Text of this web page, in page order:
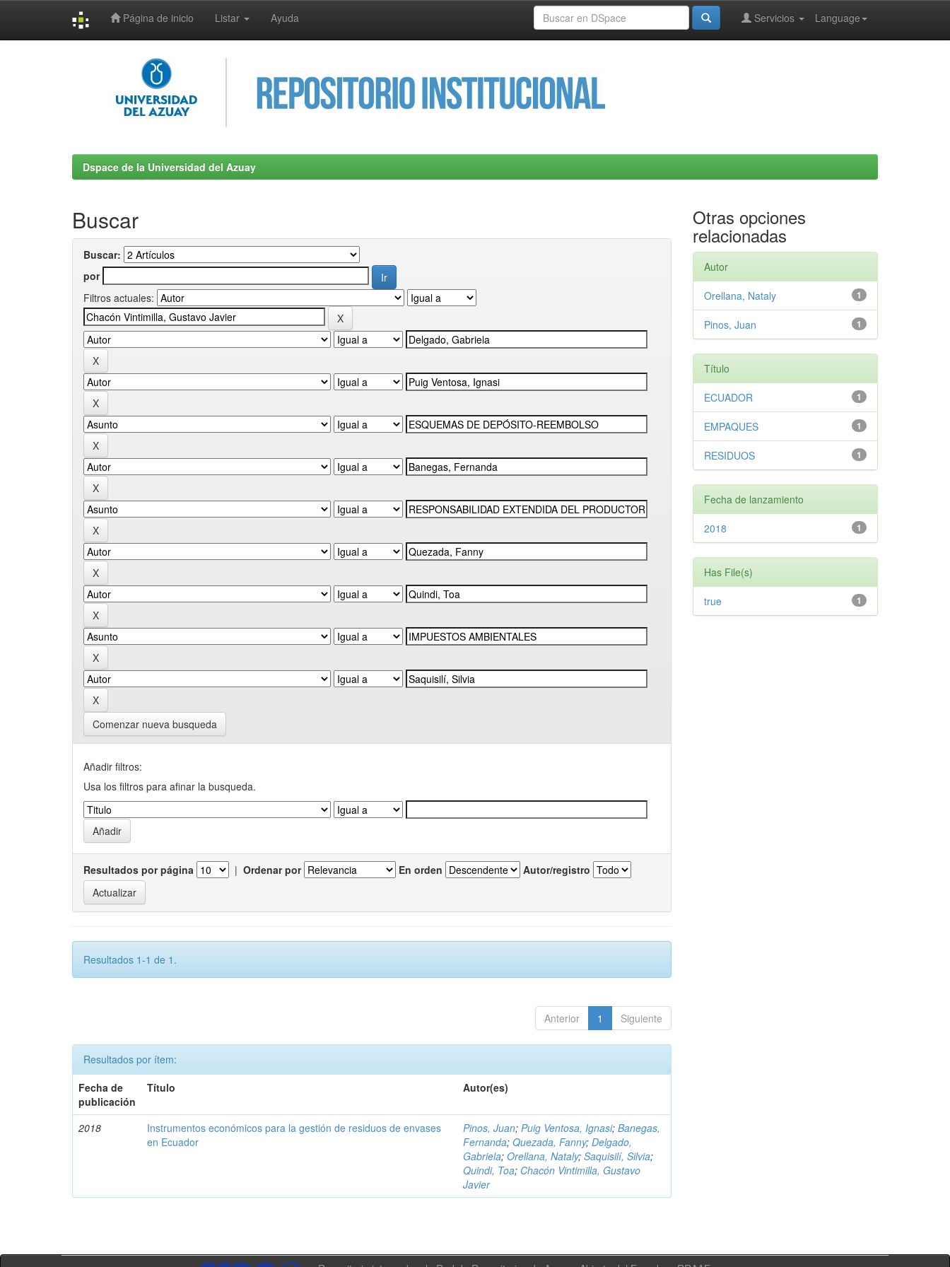
Página de inicio Listar Ayuda Language
Servicios
Dspace de la Universidad del Azuay
Buscar
Buscar:
por
Filtros actuales:
Comenzar nueva busqueda
Añadir filtros:
Usa los filtros para afinar la busqueda.
Resultados por página | Ordenar por En orden Autor/registro
Resultados 1-1 de 1.
Anterior 1 Siguiente
Resultados por ítem:
Fecha de
publicación
Título Autor(es)
2018
Instrumentos económicos para la gestión de residuos de envases
en Ecuador
Pinos, Juan;Puig Ventosa, Ignasi;Banegas,
Fernanda;Quezada, Fanny;Delgado,
Gabriela;Orellana, Nataly;Saquisilí, Silvia;
Quindi, Toa; Chacón Vintimilla, Gustavo
Javier
Otras opciones
relacionadas
Autor
1
Orellana, Nataly
1
Pinos, Juan
Título
1
ECUADOR
1
EMPAQUES
1
RESIDUOS
Fecha de lanzamiento
1
2018
Has File(s)
1
true